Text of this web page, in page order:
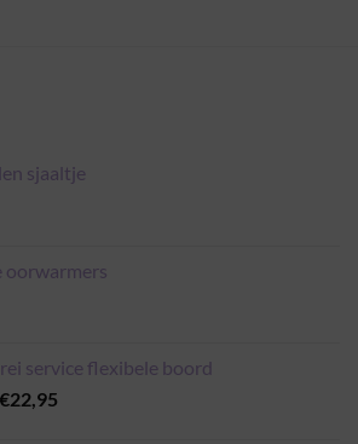
sjaaltje
oorwarmers
service flexibele boord
€22,95